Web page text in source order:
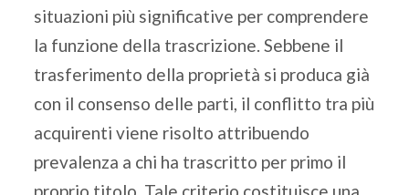
situazioni più significative per comprendere
la funzione della trascrizione. Sebbene il
trasferimento della proprietà si produca già
con il consenso delle parti, il conflitto tra più
acquirenti viene risolto attribuendo
prevalenza a chi ha trascritto per primo il
proprio titolo. Tale criterio costituisce una